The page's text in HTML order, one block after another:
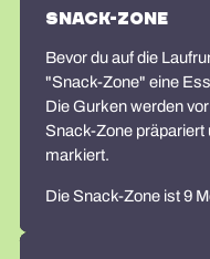
Snack-Zone
Bevor du auf die
"Snack-Zone" eine
Die Gurken werden
Snack-Zone präpariert
markiert.
Die Snack-Zone ist 9